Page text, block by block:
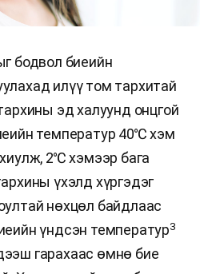
бодвол биеийн
илүү том тархитай
эд халуунд онцгой
температур 40℃ хэм
2℃ хэмээр бага
үхэлд хүргэдэг
нөхцөл байдлаас
үндсэн температур3
гарахаас өмнө бие